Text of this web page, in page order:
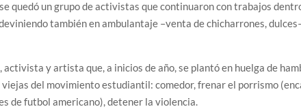
quedó un grupo de activistas que continuaron con trabajos
también en ambulantaje –venta de chicharrones,
y artista que, a inicios de año, se plantó en huelga de
del movimiento estudiantil: comedor, frenar el porrismo
de futbol americano), detener la violencia.